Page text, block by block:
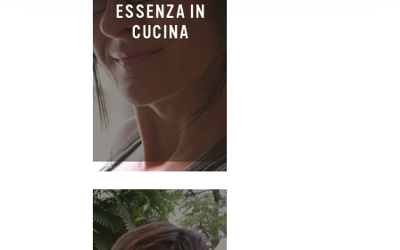
ESSENZA IN
CUCINA